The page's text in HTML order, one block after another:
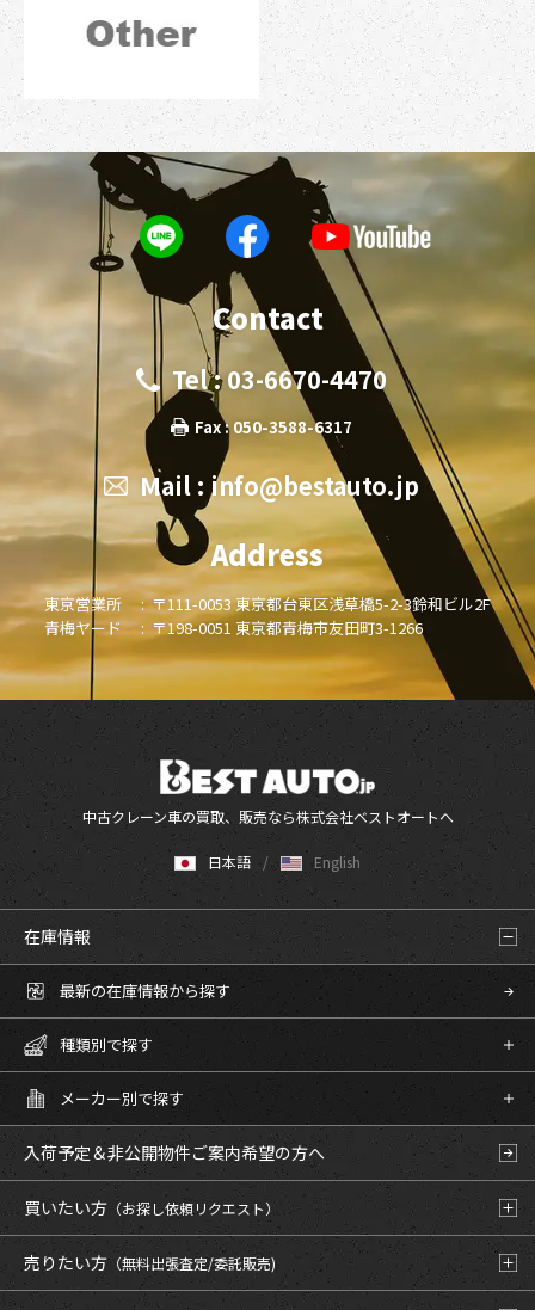
Contact
Tel : 03-6670-4470
Fax : 050-3588-6317
Mail : info@bestauto.jp
Address
東京営業所 : 〒111-0053 東京都台東区浅草橋5-2-3鈴和ビル2F
青梅ヤード : 〒198-0051 東京都青梅市友田町3-1266
中古クレーン車の買取、販売なら株式会社ベストオートへ
日本語 English
在庫情報
最新の在庫情報から探す
種類別で探す
メーカー別で探す
入荷予定＆非公開物件ご案内希望の方へ
買いたい方 （お探し依頼リクエスト）
売りたい方（無料出張査定/委託販売)